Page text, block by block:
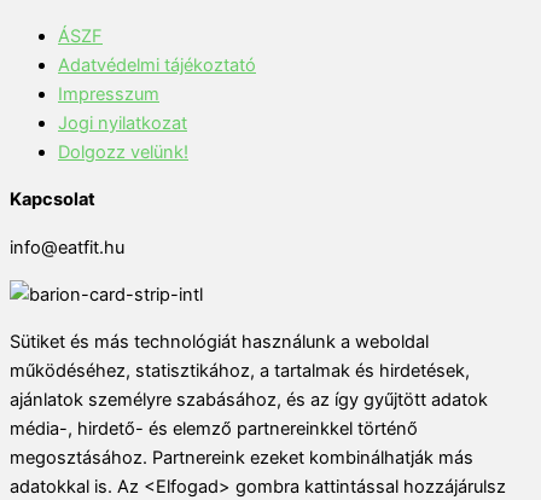
ÁSZF
Adatvédelmi tájékoztató
Impresszum
Jogi nyilatkozat
Dolgozz velünk!
Kapcsolat
info@eatfit.hu
Sütiket és más technológiát használunk a weboldal
működéséhez, statisztikához, a tartalmak és hirdetések,
ajánlatok személyre szabásához, és az így gyűjtött adatok
média-, hirdető- és elemző partnereinkkel történő
megosztásához. Partnereink ezeket kombinálhatják más
adatokkal is. Az <Elfogad> gombra kattintással hozzájárulsz